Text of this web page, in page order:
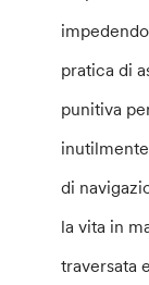
pratica di
punitiva
di
la vita in
traversata